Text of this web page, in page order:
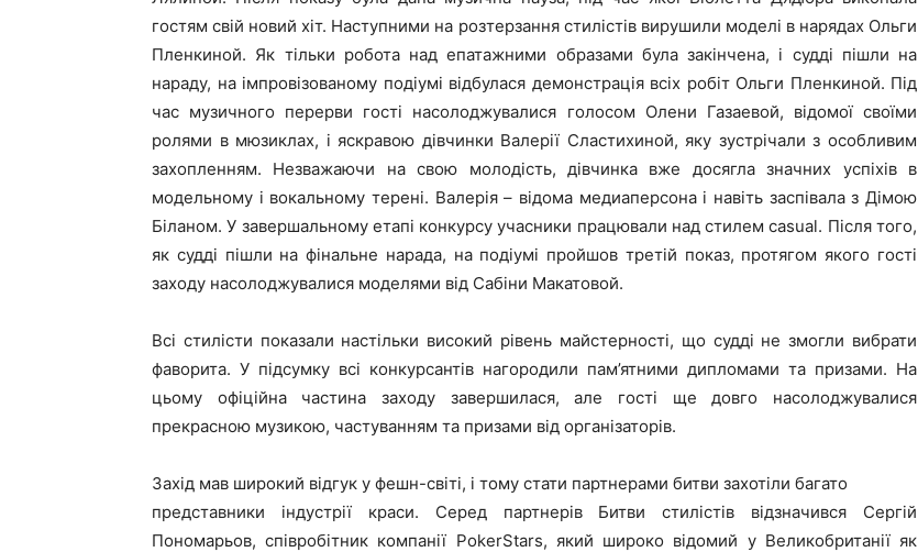
гостям свій новий хіт. Наступними на розтерзання стилістів вирушили моделі в нарядах Ольги
Пленкиной. Як тільки робота над епатажними образами була закінчена, і судді пішли на
нараду, на імпровізованому подіумі відбулася демонстрація всіх робіт Ольги Пленкиной. Під
час музичного перерви гості насолоджувалися голосом Олени Газаевой, відомої своїми
ролями в мюзиклах, і яскравою дівчинки Валерії Сластихиной, яку зустрічали з особливим
захопленням. Незважаючи на свою молодість, дівчинка вже досягла значних успіхів в
модельному і вокальному терені. Валерія – відома медиаперсона і навіть заспівала з Дімою
Біланом. У завершальному етапі конкурсу учасники працювали над стилемcasual. Після того,
як судді пішли на фінальне нарада, на подіумі пройшов третій показ, протягом якого гості
заходу насолоджувалися моделями від Сабіни Макатовой.
Всі стилісти показали настільки високий рівень майстерності, що судді не змогли вибрати
фаворита. У підсумку всі конкурсантів нагородили пам’ятними дипломами та призами. На
цьому офіційна частина заходу завершилася, але гості ще довго насолоджувалися
прекрасною музикою, частуванням та призами від організаторів.
Захід мав широкий відгук у фешн-світі, і тому стати партнерами битви захотіли багато
представники індустрії краси. Серед партнерів Битви стилістів відзначився Сергій
Пономарьов, співробітник компанії PokerStars, який широко відомий у Великобританії як